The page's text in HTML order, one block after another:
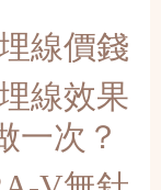
線價錢
線效果
一次？